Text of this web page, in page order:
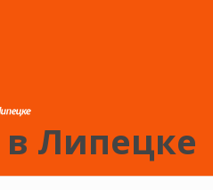
Липецке